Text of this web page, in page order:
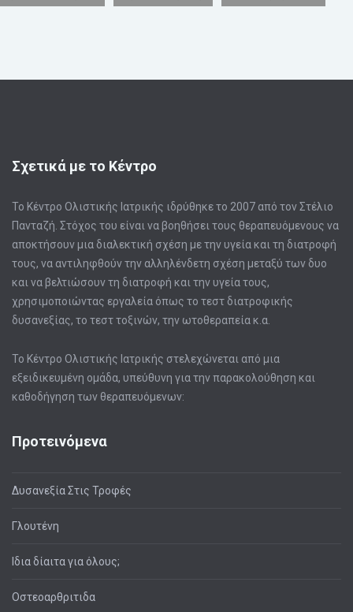
Σχετικά με το Κέντρο
Το Κέντρο Ολιστικής Ιατρικής ιδρύθηκε το 2007 από τον Στέλιο
Πανταζή. Στόχος του είναι να βοηθήσει τους θεραπευόμενους να
αποκτήσουν μια διαλεκτική σχέση με την υγεία και τη διατροφή
τους, να αντιληφθούν την αλληλένδετη σχέση μεταξύ των δυο
και να βελτιώσουν τη διατροφή και την υγεία τους,
χρησιμοποιώντας εργαλεία όπως το τεστ διατροφικής
δυσανεξίας, το τεστ τοξινών, την ωτοθεραπεία κ.α.
Το Κέντρο Ολιστικής Ιατρικής στελεχώνεται από μια
εξειδικευμένη ομάδα, υπεύθυνη για την παρακολούθηση και
καθοδήγηση των θεραπευόμενων:
Προτεινόμενα
Δυσανεξία Στις Τροφές
Γλουτένη
Ιδια δίαιτα για όλους;
Οστεοαρθριτιδα